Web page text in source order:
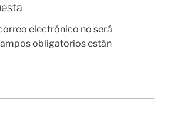
electrónico no será
obligatorios están